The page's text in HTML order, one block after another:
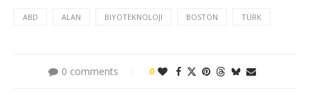
ABD ALAN BIYOTEKNOLOJI BOSTON TÜRK
0 comments 0